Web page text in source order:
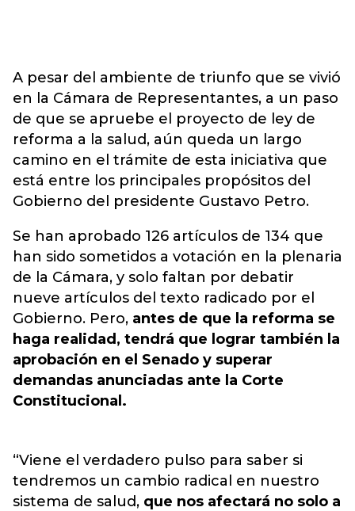
A pesar del ambiente de triunfo que se vivió
en la Cámara de Representantes, a un paso
de que se apruebe el proyecto de ley de
reforma a la salud, aún queda un largo
camino en el trámite de esta iniciativa que
está entre los principales propósitos del
Gobierno del presidente Gustavo Petro.
Se han aprobado 126 artículos de 134 que
han sido sometidos a votación en la plenaria
de la Cámara, y solo faltan por debatir
nueve artículos del texto radicado por el
Gobierno. Pero, antes de que la reforma se
haga realidad, tendrá que lograr también la
aprobación en el Senado y superar
demandas anunciadas ante la Corte
Constitucional.
“Viene el verdadero pulso para saber si
tendremos un cambio radical en nuestro
sistema de salud, que nos afectará no solo a